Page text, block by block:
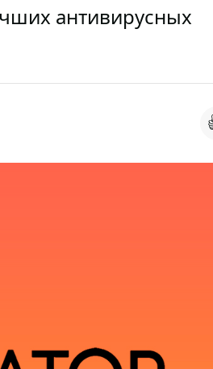
антивирусных